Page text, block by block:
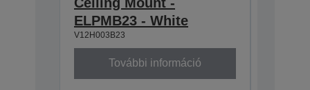
ELPMB23 - White
V12H003B23
További információ